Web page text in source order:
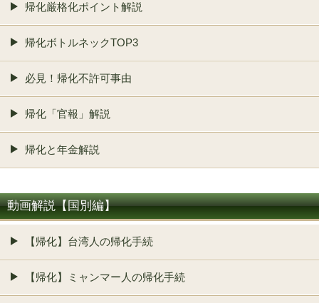
帰化厳格化ポイント解説
帰化ボトルネックTOP3
必見！帰化不許可事由
帰化「官報」解説
帰化と年金解説
動画解説【国別編】
【帰化】台湾人の帰化手続
【帰化】ミャンマー人の帰化手続